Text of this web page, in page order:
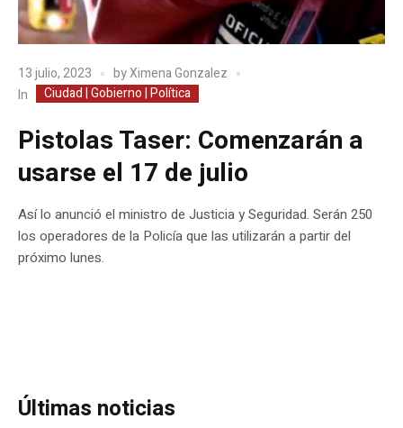
13 julio, 2023 byXimena Gonzalez
In
Ciudad | Gobierno | Política
Pistolas Taser: Comenzarán a
usarse el 17 de julio
Así lo anunció el ministro de Justicia y Seguridad. Serán 250
los operadores de la Policía que las utilizarán a partir del
próximo lunes.
Últimas noticias